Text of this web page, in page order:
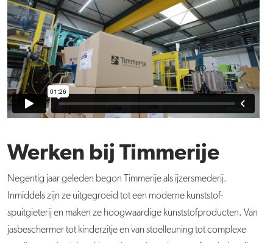
Werken bij Timmerije
Negentig jaar geleden begon Timmerije als ijzersmederij.
Inmiddels zijn ze uitgegroeid tot een moderne kunststof-
spuitgieterij en maken ze hoogwaardige kunststofproducten. Van
jasbeschermer tot kinderzitje en van stoelleuning tot complexe